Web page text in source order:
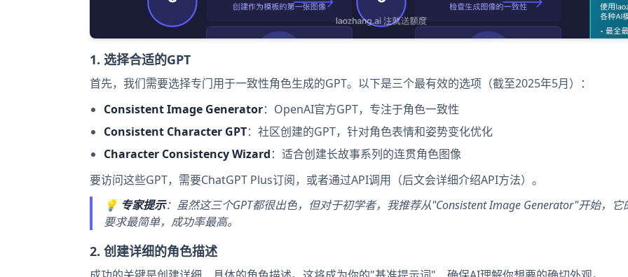
1. 选择合适的GPT
首先，我们需要选择专门用于一致性角色生成的GPT。以下是三个最有效的选项（截至2025年5月）：
Consistent Image Generator：OpenAI官方GPT，专注于角色一致性
Consistent Character GPT：社区创建的GPT，针对角色表情和姿势变化优化
Character Consistency Wizard：适合创建长故事系列的连贯角色图像
要访问这些GPT，需要ChatGPT Plus订阅，或者通过API调用（后文会详细介绍API方法）。
💡 专家提示：虽然这三个GPT都很出色，但对于初学者，我推荐从"Consistent Image Generator"开始，它
要求最简单，成功率最高。
2. 创建详细的角色描述